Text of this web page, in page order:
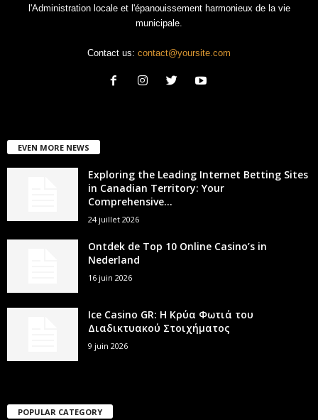
l'Administration locale et l'épanouissement harmonieux de la vie
municipale.
Contact us: contact@yoursite.com
EVEN MORE NEWS
Exploring the Leading Internet Betting Sites
in Canadian Territory: Your
Comprehensive...
24 juillet 2026
Ontdek de Top 10 Online Casino’s in
Nederland
16 juin 2026
Ice Casino GR: Η Κρύα Φωτιά του
Διαδικτυακού Στοιχήματος
9 juin 2026
POPULAR CATEGORY